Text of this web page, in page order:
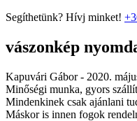
Segíthetünk? Hívj minket!
vászonkép
Kapuvári Gábor - 2020.
Minőségi munka, gyors
Mindenkinek csak ajánlani
Máskor is innen fogok